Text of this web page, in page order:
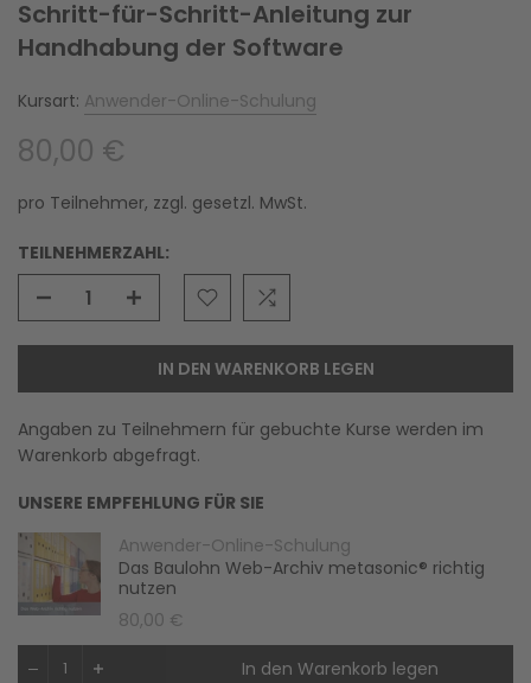
Schritt-für-Schritt-Anleitung zur
Handhabung der Software
Kursart: Anwender-Online-Schulung
80,00 €
pro Teilnehmer, zzgl. gesetzl. MwSt.
TEILNEHMERZAHL:
IN DEN WARENKORB LEGEN
Angaben zu Teilnehmern für gebuchte Kurse werden im
Warenkorb abgefragt.
UNSERE EMPFEHLUNG FÜR SIE
Anwender-Online-Schulung
Das Baulohn Web-Archiv metasonic® richtig
nutzen
80,00 €
In den Warenkorb legen